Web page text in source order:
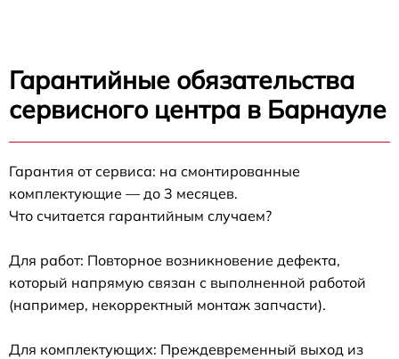
Гарантийные обязательства
сервисного центра в Барнауле
Гарантия от сервиса: на смонтированные
комплектующие — до 3 месяцев.
Что считается гарантийным случаем?
Для работ: Повторное возникновение дефекта,
который напрямую связан с выполненной работой
(например, некорректный монтаж запчасти).
Для комплектующих: Преждевременный выход из